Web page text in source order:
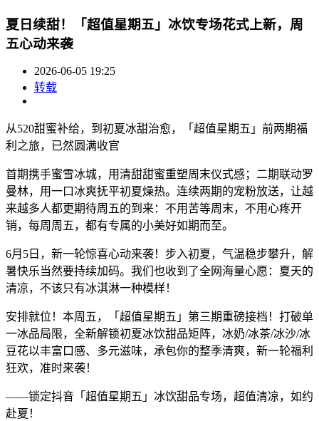
夏日续甜！「超值星期五」冰饮专场花式上新，周
五心动来袭
2026-06-05 19:25
转载
从520甜蜜补给，到初夏冰甜治愈，「超值星期五」前两期福
利之旅，已然圆满收官
首期携手蜜雪冰城，用清甜甜蜜重塑周末仪式感；二期联动罗
曼林，用一口冰爽抚平初夏燥热。连续两期的宠粉放送，让越
来越多人都更期待周五的到来：不用苦等周末，不用心疼开
销，每周周五，都有专属的小美好如期而至。
6月5日，新一轮惊喜心动来袭！步入初夏，气温稳步攀升，解
暑快乐当然要持续加码。我们也收到了全网海量心愿：夏天的
清凉，不该只有冰淇淋一种模样！
安排就位！本周五，「超值星期五」第三期重磅接档！打破单
一冰品局限，全新解锁初夏冰饮甜品矩阵，冰奶/冰茶/冰沙/冰
豆花以丰富口感、多元滋味，承包你的整季清爽，新一轮福利
狂欢，准时来袭！
——锁定抖音「超值星期五」冰饮甜品专场，超值清凉，如约
赴夏！